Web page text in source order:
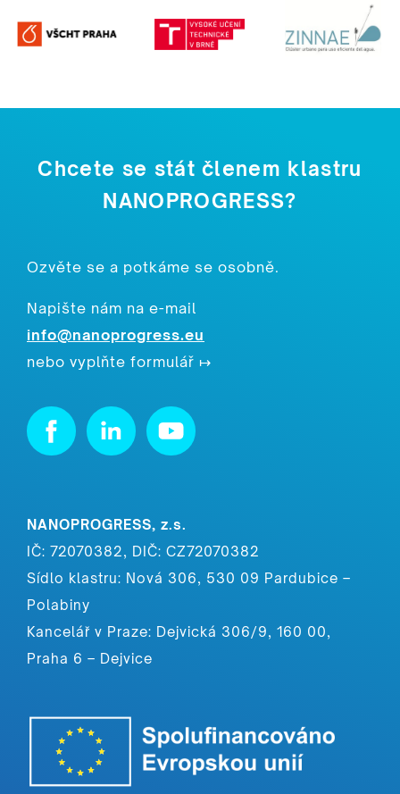
Chcete se stát členem klastru
NANOPROGRESS?
Ozvěte se a potkáme se osobně.
Napište nám na e-mail
info@nanoprogress.eu
nebo vyplňte formulář ↦
NANOPROGRESS, z.s.
IČ: 72070382, DIČ: CZ72070382
Sídlo klastru: Nová 306, 530 09 Pardubice –
Polabiny
Kancelář v Praze: Dejvická 306/9, 160 00,
Praha 6 – Dejvice